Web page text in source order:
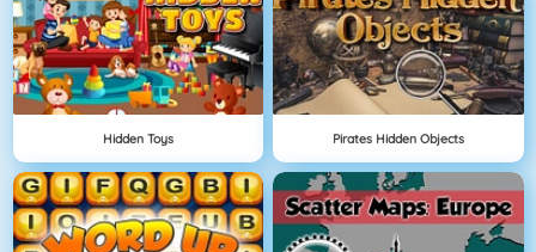
Hidden Toys Pirates Hidden Objects